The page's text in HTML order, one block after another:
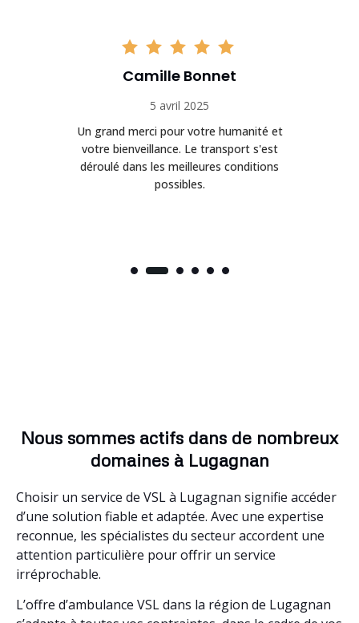
Camille Bonnet
5 avril 2025
Un grand merci pour votre humanité et
votre bienveillance. Le transport s'est
déroulé dans les meilleures conditions
possibles.
Nous sommes actifs dans de nombreux
domaines à Lugagnan
Choisir un service de VSL à Lugagnan signifie accéder
d’une solution fiable et adaptée. Avec une expertise
reconnue, les spécialistes du secteur accordent une
attention particulière pour offrir un service
irréprochable.
L’offre d’ambulance VSL dans la région de Lugagnan